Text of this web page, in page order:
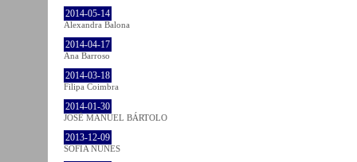
2014-05-14
Alexandra Balona
2014-04-17
Ana Barroso
2014-03-18
Filipa Coimbra
2014-01-30
JOSÉ MANUEL BÁRTOLO
2013-12-09
SOFIA NUNES